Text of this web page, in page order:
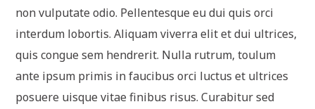
non vulputate odio. Pellentesque eu dui quis orci
interdum lobortis. Aliquam viverra elit et dui ultrices,
quis congue sem hendrerit. Nulla rutrum, toulum
ante ipsum primis in faucibus orci luctus et ultrices
posuere uisque vitae finibus risus. Curabitur sed